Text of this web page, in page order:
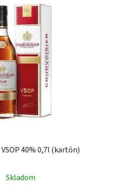
40% 0,7l (kartón)
Skladom